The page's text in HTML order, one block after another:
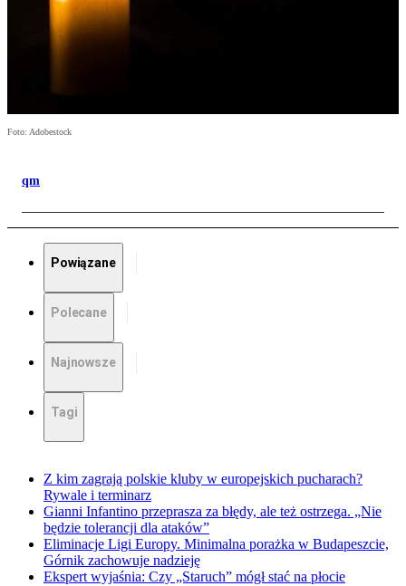
Foto: Adobestock
qm
Powiązane
Polecane
Najnowsze
Tagi
Z kim zagrają polskie kluby w europejskich pucharach?
Rywale i terminarz
Gianni Infantino przeprasza za błędy, ale też ostrzega. „Nie
będzie tolerancji dla ataków”
Eliminacje Ligi Europy. Minimalna porażka w Budapeszcie,
Górnik zachowuje nadzieję
Ekspert wyjaśnia: Czy „Staruch” mógł stać na płocie